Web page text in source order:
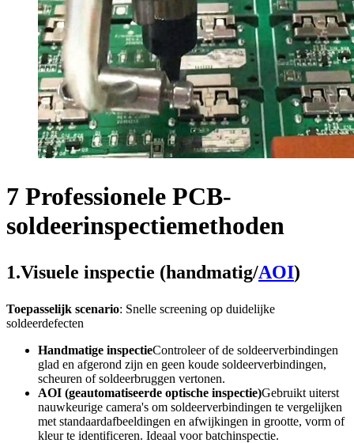
7 Professionele PCB-
soldeerinspectiemethoden
1.Visuele inspectie (handmatig/AOI)
Toepasselijk scenario: Snelle screening op duidelijke
soldeerdefecten
Handmatige inspectieControleer of de soldeerverbindingen
glad en afgerond zijn en geen koude soldeerverbindingen,
scheuren of soldeerbruggen vertonen.
AOI (geautomatiseerde optische inspectie)Gebruikt uiterst
nauwkeurige camera's om soldeerverbindingen te vergelijken
met standaardafbeeldingen en afwijkingen in grootte, vorm of
kleur te identificeren. Ideaal voor batchinspectie.